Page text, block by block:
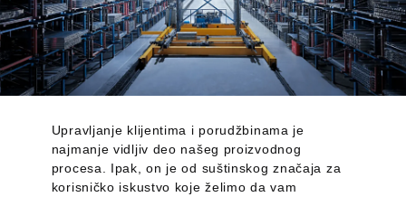
Upravljanje klijentima i porudžbinama je
najmanje vidljiv deo našeg proizvodnog
procesa. Ipak, on je od suštinskog značaja za
korisničko iskustvo koje želimo da vam